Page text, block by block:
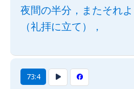
夜間の半分，またそれ
（礼拝に立て），
73:4